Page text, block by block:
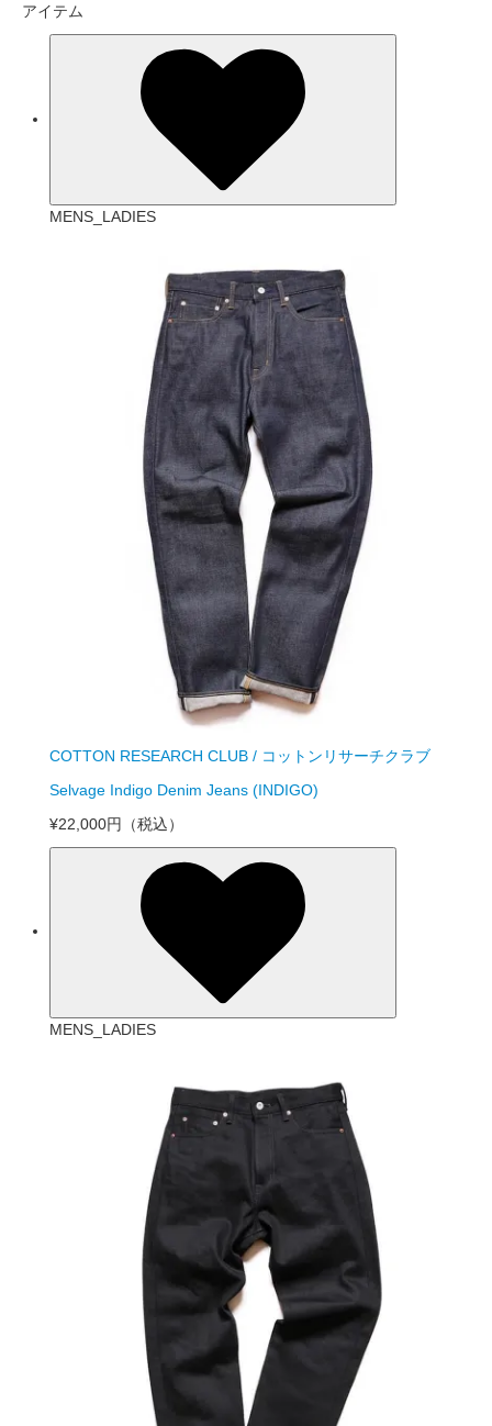
アイテム
MENS_LADIES
COTTON RESEARCH CLUB / コットンリサーチクラブ
Selvage Indigo Denim Jeans (INDIGO)
¥22,000円 （税込）
MENS_LADIES